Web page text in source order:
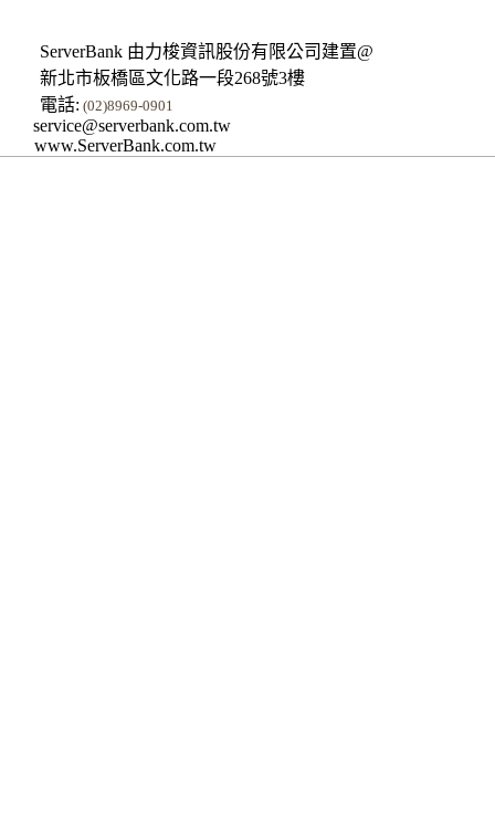
ServerBank 由力梭資訊股份有限公司建置@
新北市板橋區文化路一段268號3樓
電話: (02)8969-0901
service@serverbank.com.tw
www.ServerBank.com.tw